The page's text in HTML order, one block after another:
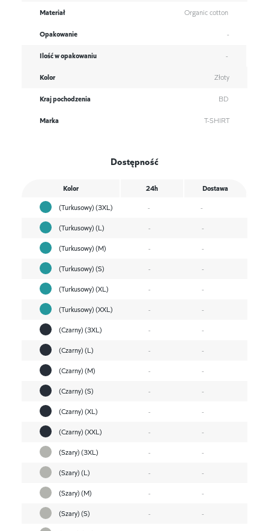
Materiał Organic cotton
Opakowanie -
Ilość w opakowaniu -
Kolor Złoty
Kraj pochodzenia BD
Marka T-SHIRT
Dostępność
Kolor 24h
Dostawa
(Turkusowy) (3XL)
-
-
(Turkusowy) (L)
-
-
(Turkusowy) (M)
-
-
(Turkusowy) (S)
-
-
(Turkusowy) (XL)
-
-
(Turkusowy) (XXL)
-
-
(Czarny) (3XL)
-
-
(Czarny) (L)
-
-
(Czarny) (M)
-
-
(Czarny) (S)
-
-
(Czarny) (XL)
-
-
(Czarny) (XXL)
-
-
(Szary) (3XL)
-
-
(Szary) (L)
-
-
(Szary) (M)
-
-
(Szary) (S)
-
-